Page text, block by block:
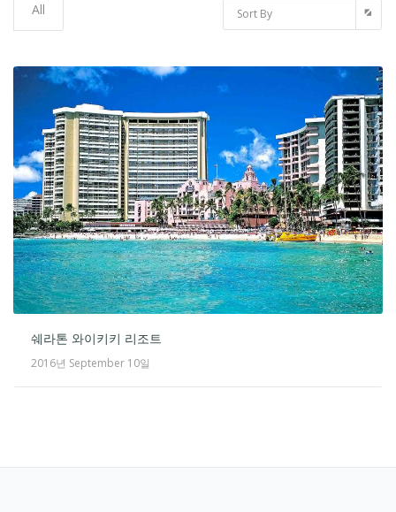
All Sort By
쉐라톤 와이키키 리조트
2016년 September 10일